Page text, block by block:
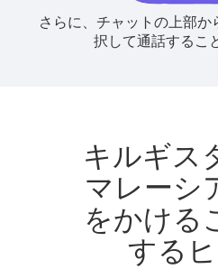
さらに、チャットの上部か
択して通話するこ
キルギス
マレーシ
をかける
する